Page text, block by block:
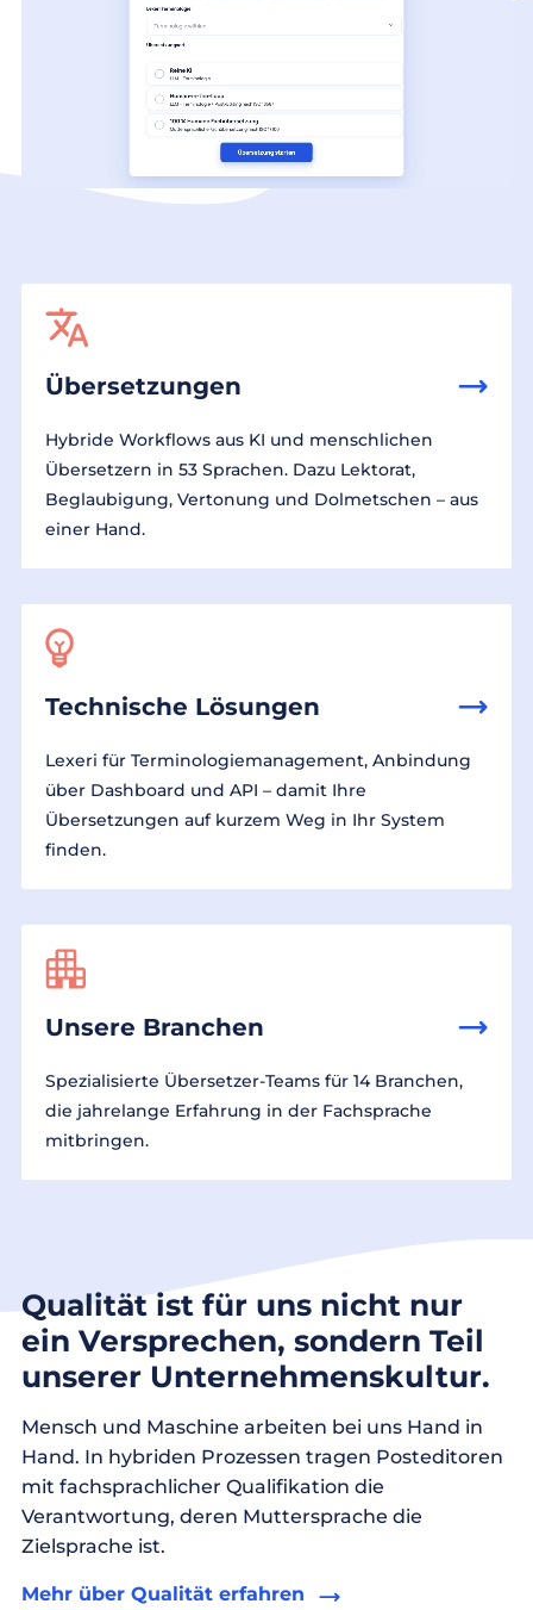
Übersetzungen
Hybride Workflows aus KI und menschlichen
Übersetzern in 53 Sprachen. Dazu Lektorat,
Beglaubigung, Vertonung und Dolmetschen – aus
einer Hand.
Technische Lösungen
Lexeri für Terminologiemanagement, Anbindung
über Dashboard und API – damit Ihre
Übersetzungen auf kurzem Weg in Ihr System
finden.
Unsere Branchen
Spezialisierte Übersetzer-Teams für 14 Branchen,
die jahrelange Erfahrung in der Fachsprache
mitbringen.
Qualität ist für uns nicht nur
ein Versprechen, sondern Teil
unserer Unternehmenskultur.
Mensch und Maschine arbeiten bei uns Hand in
Hand. In hybriden Prozessen tragen Posteditoren
mit fachsprachlicher Qualifikation die
Verantwortung, deren Muttersprache die
Zielsprache ist.
Mehr über Qualität erfahren